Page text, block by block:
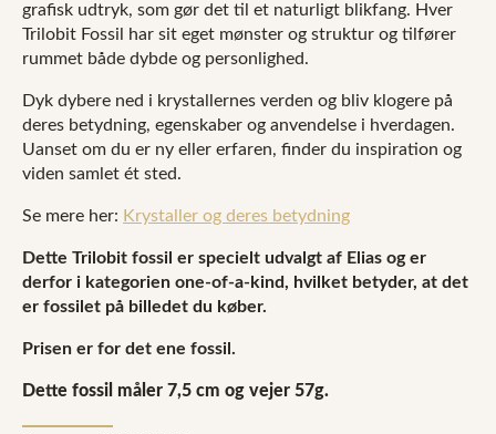
grafisk udtryk, som gør det til et naturligt blikfang. Hver
Trilobit Fossil har sit eget mønster og struktur og tilfører
rummet både dybde og personlighed.
Dyk dybere ned i krystallernes verden og bliv klogere på
deres betydning, egenskaber og anvendelse i hverdagen.
Uanset om du er ny eller erfaren, finder du inspiration og
viden samlet ét sted.
Se mere her: Krystaller og deres betydning
Dette Trilobit fossil er specielt udvalgt af Elias og er
derfor i kategorien one-of-a-kind, hvilket betyder, at det
er fossilet på billedet du køber.
Prisen er for det ene fossil.
Dette fossil måler 7,5 cm og vejer 57g.